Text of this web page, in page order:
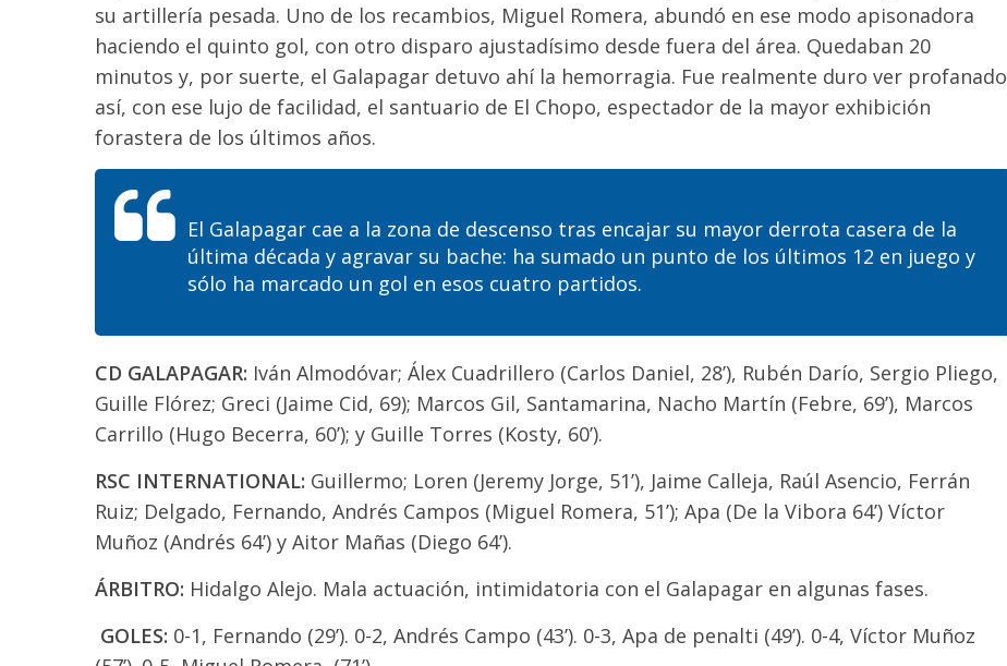
su artillería pesada. Uno de los recambios, Miguel Romera, abundó en ese modo apisonadora
haciendo el quinto gol, con otro disparo ajustadísimo desde fuera del área. Quedaban 20
minutos y, por suerte, el Galapagar detuvo ahí la hemorragia. Fue realmente duro ver profanado
así, con ese lujo de facilidad, el santuario de El Chopo, espectador de la mayor exhibición
forastera de los últimos años.
El Galapagar cae a la zona de descenso tras encajar su mayor derrota casera de la
última década y agravar su bache: ha sumado un punto de los últimos 12 en juego y
sólo ha marcado un gol en esos cuatro partidos.
CD GALAPAGAR: Iván Almodóvar; Álex Cuadrillero (Carlos Daniel, 28’), Rubén Darío, Sergio Pliego,
Guille Flórez; Greci (Jaime Cid, 69); Marcos Gil, Santamarina, Nacho Martín (Febre, 69’), Marcos
Carrillo (Hugo Becerra, 60’); y Guille Torres (Kosty, 60’).
RSC INTERNATIONAL: Guillermo; Loren (Jeremy Jorge, 51’), Jaime Calleja, Raúl Asencio, Ferrán
Ruiz; Delgado, Fernando, Andrés Campos (Miguel Romera, 51’); Apa (De la Vibora 64’) Víctor
Muñoz (Andrés 64’) y Aitor Mañas (Diego 64’).
ÁRBITRO: Hidalgo Alejo. Mala actuación, intimidatoria con el Galapagar en algunas fases.
GOLES: 0-1, Fernando (29’). 0-2, Andrés Campo (43’). 0-3, Apa de penalti (49’). 0-4, Víctor Muñoz